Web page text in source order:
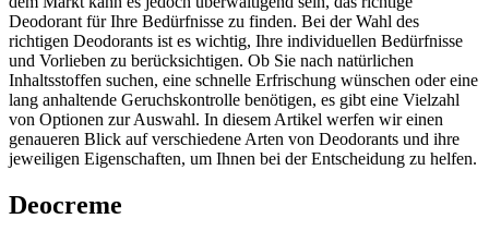
Deodorant für Ihre Bedürfnisse zu finden. Bei der Wahl des
richtigen Deodorants ist es wichtig, Ihre individuellen Bedürfnisse
und Vorlieben zu berücksichtigen. Ob Sie nach natürlichen
Inhaltsstoffen suchen, eine schnelle Erfrischung wünschen oder eine
lang anhaltende Geruchskontrolle benötigen, es gibt eine Vielzahl
von Optionen zur Auswahl. In diesem Artikel werfen wir einen
genaueren Blick auf verschiedene Arten von Deodorants und ihre
jeweiligen Eigenschaften, um Ihnen bei der Entscheidung zu helfen.
Deocreme